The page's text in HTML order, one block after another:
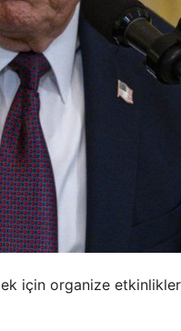
için organize